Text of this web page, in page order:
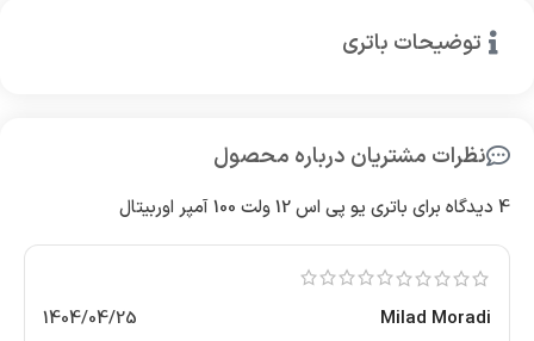
توضیحات باتری
نظرات مشتریان درباره محصول
4 دیدگاه برای باتری یو پی اس 12 ولت 100 آمپر اوربیتال
Milad Moradi
1404/04/25